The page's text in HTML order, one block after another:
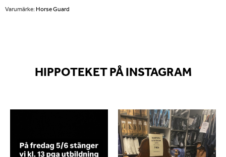
Varumärke:Horse Guard
HIPPOTEKET PÅ INSTAGRAM